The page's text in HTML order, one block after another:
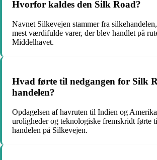
Hvorfor kaldes den Silk Road?
Navnet Silkevejen stammer fra
mest værdifulde varer, der blev handlet på
Middelhavet.
Hvad førte til nedgangen for Silk
handelen?
Opdagelsen af havruten til Indien og
uroligheder og teknologiske fremskridt førte
handelen på Silkevejen.